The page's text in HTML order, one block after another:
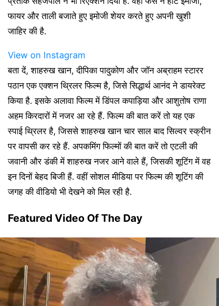
फायर और ताली बजाते हुए इमोजी शेयर करते हुए अपनी खुशी
जाहिर की है.
View on Instagram
बता दें, शाहरुख खान, दीपिका पादुकोण और जॉन अब्राहम स्टारर
पठान एक एक्शन थ्रिलर फिल्म है, जिसे सिद्धार्थ आनंद ने डायरेक्ट
किया है. इसके अलावा फिल्म में डिंपल कपाड़िया और आशुतोष राणा
अहम किरदारों में नजर आ रहे हैं. फिल्म की बात करें तो यह एक
स्पाई थ्रिलर है, जिससे शाहरुख खान चार साल बाद सिल्वर स्क्रीन
पर वापसी कर रहे हैं. अपकमिंग फिल्मों की बात करें तो एटली की
जवानी और डंकी में शाहरुख नजर आने वाले हैं, जिसकी शूटिंग में वह
इन दिनों बेहद बिजी हैं. वहीं सोशल मीडिया पर फिल्म की शूटिंग की
जगह की वीडियो भी देखने को मिल रही है.
Featured Video Of The Day